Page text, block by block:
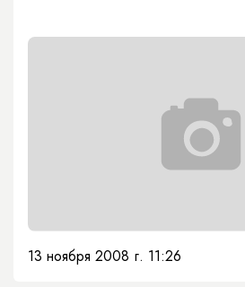
13 ноября 2008 г. 11:26